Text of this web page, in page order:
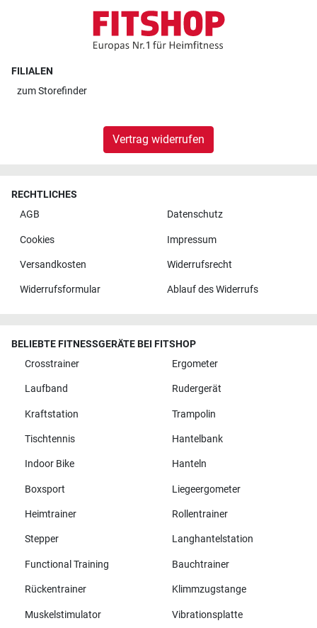
FILIALEN
zumStorefinder
Vertrag widerrufen
RECHTLICHES
AGB
Datenschutz
Cookies Impressum
Versandkosten Widerrufsrecht
Widerrufsformular Ablauf des Widerrufs
BELIEBTE FITNESSGERÄTE BEI FITSHOP
Crosstrainer
Ergometer
Laufband Rudergerät
Kraftstation Trampolin
Tischtennis Hantelbank
Indoor Bike Hanteln
Boxsport Liegeergometer
Heimtrainer Rollentrainer
Stepper Langhantelstation
Functional Training Bauchtrainer
Rückentrainer Klimmzugstange
Muskelstimulator Vibrationsplatte